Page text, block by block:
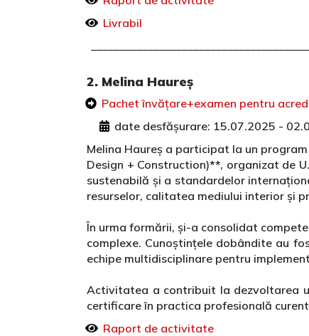
Livrabil
2. Melina Haureș
Pachet învățare+examen pentru
date desfășurare: 15.07.2025 -
Melina Haureș a participat la un
Design + Construction)**, organizat de
sustenabilă și a standardelor
resurselor, calitatea mediului interior și
În urma formării, și-a consolidat
complexe. Cunoștințele dobândite au
echipe multidisciplinare pentru
Activitatea a contribuit la dezvoltarea
certificare în practica profesională
Raport de activitate